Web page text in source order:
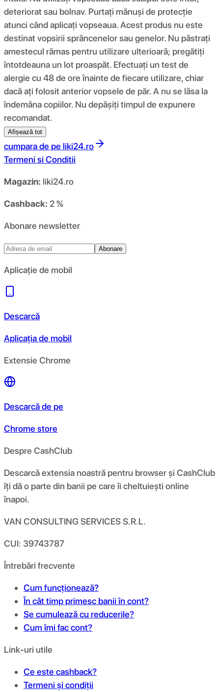
deteriorat sau bolnav. Purtați mănuși de protecție
atunci când aplicați vopseaua. Acest produs nu este
destinat vopsirii sprâncenelor sau genelor. Nu păstrați
amestecul rămas pentru utilizare ulterioară; pregătiți
întotdeauna un lot proaspăt. Efectuați un test de
alergie cu 48 de ore înainte de fiecare utilizare, chiar
dacă ați folosit anterior vopsele de păr. A nu se lăsa la
îndemâna copiilor. Nu depășiți timpul de expunere
recomandat.
Afișează tot
cumpara de pe liki24.ro
Termeni si Conditii
Magazin: liki24.ro
Cashback: 2 %
Abonare newsletter
Abonare
Aplicație de mobil
Descarcă
Aplicația de mobil
Extensie Chrome
Descarcă de pe
Chrome store
Despre CashClub
Descarcă extensia noastră pentru browser și CashClub
îți dă o parte din banii pe care îi cheltuiești online
înapoi.
VAN CONSULTING SERVICES S.R.L.
CUI: 39743787
Întrebări frecvente
Cum funcționează?
În cât timp primesc banii în cont?
Se cumulează cu reducerile?
Cum îmi fac cont?
Link-uri utile
Ce este cashback?
Termeni și condiții